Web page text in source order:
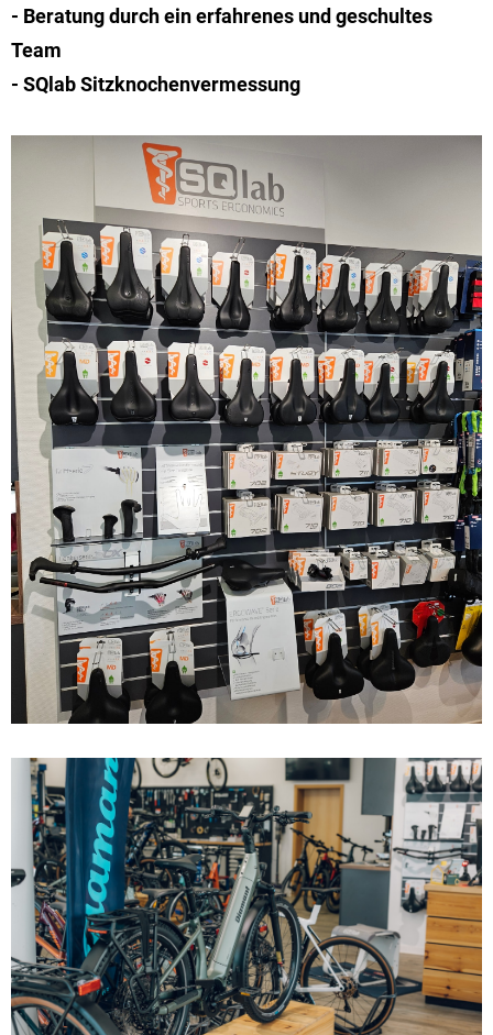
- Beratung durch ein erfahrenes und geschultes
Team
- SQlab Sitzknochenvermessung